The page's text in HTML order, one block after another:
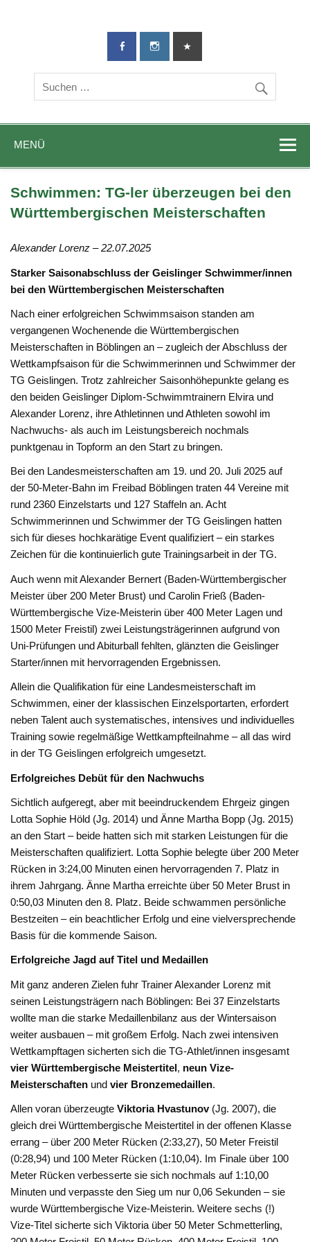
TG-Geislingen
DIE Sportadresse in Geislingen!
MENÜ
Schwimmen: TG-ler überzeugen bei den
Württembergischen Meisterschaften
Alexander Lorenz – 22.07.2025
Starker Saisonabschluss der Geislinger Schwimmer/innen
bei den Württembergischen Meisterschaften
Nach einer erfolgreichen Schwimmsaison standen am
vergangenen Wochenende die Württembergischen
Meisterschaften in Böblingen an – zugleich der Abschluss der
Wettkampfsaison für die Schwimmerinnen und Schwimmer der
TG Geislingen. Trotz zahlreicher Saisonhöhepunkte gelang es
den beiden Geislinger Diplom-Schwimmtrainern Elvira und
Alexander Lorenz, ihre Athletinnen und Athleten sowohl im
Nachwuchs- als auch im Leistungsbereich nochmals
punktgenau in Topform an den Start zu bringen.
Bei den Landesmeisterschaften am 19. und 20. Juli 2025 auf
der 50-Meter-Bahn im Freibad Böblingen traten 44 Vereine mit
rund 2360 Einzelstarts und 127 Staffeln an. Acht
Schwimmerinnen und Schwimmer der TG Geislingen hatten
sich für dieses hochkarätige Event qualifiziert – ein starkes
Zeichen für die kontinuierlich gute Trainingsarbeit in der TG.
Auch wenn mit Alexander Bernert (Baden-Württembergischer
Meister über 200 Meter Brust) und Carolin Frieß (Baden-
Württembergische Vize-Meisterin über 400 Meter Lagen und
1500 Meter Freistil) zwei Leistungsträgerinnen aufgrund von
Uni-Prüfungen und Abiturball fehlten, glänzten die Geislinger
Starter/innen mit hervorragenden Ergebnissen.
Allein die Qualifikation für eine Landesmeisterschaft im
Schwimmen, einer der klassischen Einzelsportarten, erfordert
neben Talent auch systematisches, intensives und individuelles
Training sowie regelmäßige Wettkampfteilnahme – all das wird
in der TG Geislingen erfolgreich umgesetzt.
Erfolgreiches Debüt für den Nachwuchs
Sichtlich aufgeregt, aber mit beeindruckendem Ehrgeiz gingen
Lotta Sophie Höld (Jg. 2014) und Änne Martha Bopp (Jg. 2015)
an den Start – beide hatten sich mit starken Leistungen für die
Meisterschaften qualifiziert. Lotta Sophie belegte über 200 Meter
Rücken in 3:24,00 Minuten einen hervorragenden 7. Platz in
ihrem Jahrgang. Änne Martha erreichte über 50 Meter Brust in
0:50,03 Minuten den 8. Platz. Beide schwammen persönliche
Bestzeiten – ein beachtlicher Erfolg und eine vielversprechende
Basis für die kommende Saison.
Erfolgreiche Jagd auf Titel und Medaillen
Mit ganz anderen Zielen fuhr Trainer Alexander Lorenz mit
seinen Leistungsträgern nach Böblingen: Bei 37 Einzelstarts
wollte man die starke Medaillenbilanz aus der Wintersaison
weiter ausbauen – mit großem Erfolg. Nach zwei intensiven
Wettkampftagen sicherten sich die TG-Athlet/innen insgesamt
vier Württembergische Meistertitel, neun Vize-
Meisterschaften undvier Bronzemedaillen.
Allen voran überzeugteViktoria Hvastunov(Jg. 2007), die
gleich drei Württembergische Meistertitel in der offenen Klasse
errang – über 200 Meter Rücken (2:33,27), 50 Meter Freistil
(0:28,94) und 100 Meter Rücken (1:10,04). Im Finale über 100
Meter Rücken verbesserte sie sich nochmals auf 1:10,00
Minuten und verpasste den Sieg um nur 0,06 Sekunden – sie
wurde Württembergische Vize-Meisterin. Weitere sechs (!)
Vize-Titel sicherte sich Viktoria über 50 Meter Schmetterling,